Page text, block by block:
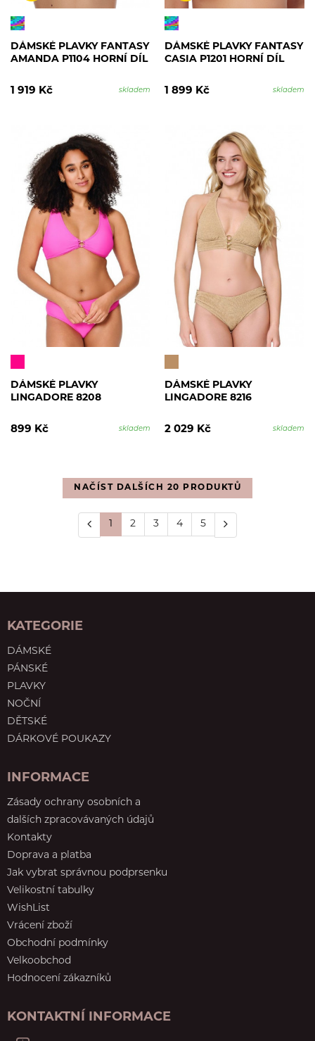
DÁMSKÉ PLAVKY FANTASY
AMANDA P1104 HORNÍ DÍL
1 919 Kč skladem
DÁMSKÉ PLAVKY FANTASY
CASIA P1201 HORNÍ DÍL
1 899 Kč skladem
DÁMSKÉ PLAVKY
LINGADORE 8208
899 Kč skladem
DÁMSKÉ PLAVKY
LINGADORE 8216
2 029 Kč skladem
NAČÍST DALŠÍCH 20 PRODUKTŮ
2 3 4 5
KATEGORIE
DÁMSKÉ
PÁNSKÉ
PLAVKY
NOČNÍ
DĚTSKÉ
DÁRKOVÉ POUKAZY
INFORMACE
Zásady ochrany osobních a
dalších zpracovávaných údajů
Kontakty
Doprava a platba
Jak vybrat správnou podprsenku
Velikostní tabulky
WishList
Vrácení zboží
Obchodní podmínky
Velkoobchod
Hodnocení zákazníků
KONTAKTNÍ INFORMACE